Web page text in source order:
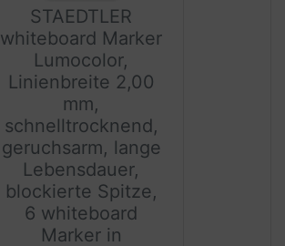
STAEDTLER
whiteboard Marker
Lumocolor,
Linienbreite 2,00
mm,
schnelltrocknend,
geruchsarm, lange
Lebensdauer,
blockierte Spitze,
6 whiteboard
Marker in